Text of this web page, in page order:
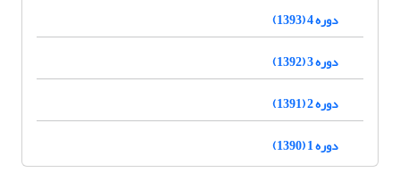
دوره 4 (1393)
دوره 3 (1392)
دوره 2 (1391)
دوره 1 (1390)